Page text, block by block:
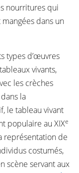
nourritures qui
dans un
types d’œuvres
vivants,
les crèches
la
le tableau vivant
populaire au XIXe
représentation de
costumés,
scène servant aux